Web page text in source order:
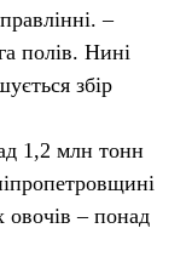
–
полів. Нині
збір
1,2 млн тонн
овочів – понад